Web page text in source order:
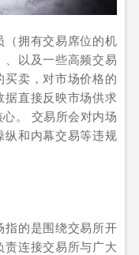
（拥有交易席位的机
以及一些高频交易
卖，对市场价格的
据直接反映市场供求
。 交易所会对内场
纵和内幕交易等违规
指的是围绕交易所开
责连接交易所与广大